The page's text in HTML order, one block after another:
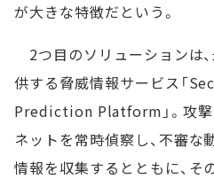
が大きな特徴だという。
2つ目のソリューションは
供する脅威情報サービス「
Prediction Platform」。攻
ネットを常時偵察し、不審な
情報を収集するとともに、そ